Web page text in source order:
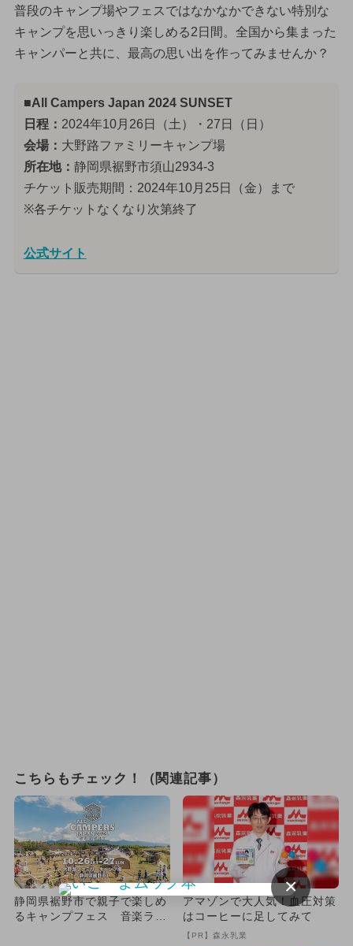
普段のキャンプ場やフェスではなかなかできない特別な
キャンプを思いっきり楽しめる2日間。全国から集まった
キャンパーと共に、最高の思い出を作ってみませんか？
■All Campers Japan 2024 SUNSET
日程： 2024年10月26日（土）・27日（日）
会場： 大野路ファミリーキャンプ場
所在地： 静岡県裾野市須山2934-3
チケット販売期間：2024年10月25日（金）まで
※各チケットなくなり次第終了
公式サイト
こちらもチェック！（関連記事）
静岡県裾野市で親子で楽しめ
るキャンプフェス 音楽ライ
アマゾンで大人気！血圧対策
はコーヒーに足してみて
【PR】森永乳業
×